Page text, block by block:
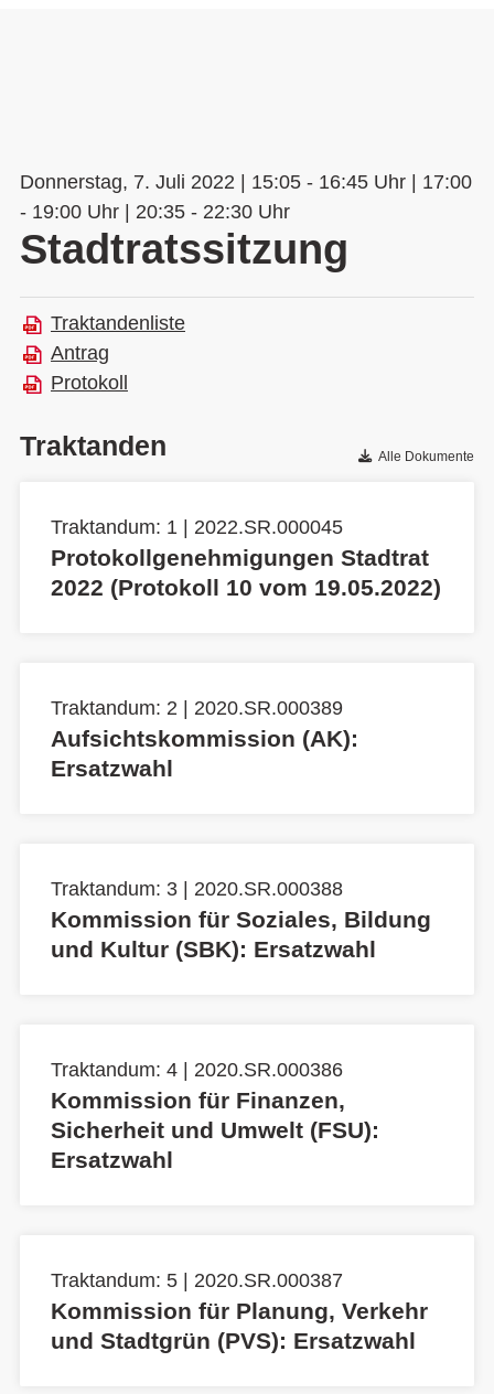
Donnerstag, 7. Juli 2022 | 15:05 - 16:45 Uhr | 17:00
- 19:00 Uhr | 20:35 - 22:30 Uhr
Stadtratssitzung
Traktandenliste
Antrag
Protokoll
Traktanden Alle Dokumente
Traktandum: 1 | 2022.SR.000045
Protokollgenehmigungen Stadtrat
2022 (Protokoll 10 vom 19.05.2022)
Traktandum: 2 | 2020.SR.000389
Aufsichtskommission (AK):
Ersatzwahl
Traktandum: 3 | 2020.SR.000388
Kommission für Soziales, Bildung
und Kultur (SBK): Ersatzwahl
Traktandum: 4 | 2020.SR.000386
Kommission für Finanzen,
Sicherheit und Umwelt (FSU):
Ersatzwahl
Traktandum: 5 | 2020.SR.000387
Kommission für Planung, Verkehr
und Stadtgrün (PVS): Ersatzwahl